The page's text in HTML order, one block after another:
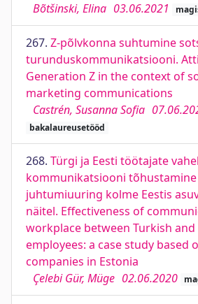
Bõtšinski, Elina 03.06.2021
267. Z-põlvkonna suhtumine
turunduskommunikatsiooni.
Generation Z in the context of
marketing communications
Castrén, Susanna Sofia
bakalaureusetööd
268. Türgi ja Eesti töötajate
kommunikatsiooni
juhtumiuuring kolme Eestis
näitel. Effectiveness of
workplace between Turkish and
employees: a case study based
companies in Estonia
Çelebi Gür, Müge 02.06.2020